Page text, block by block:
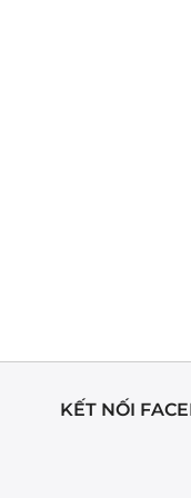
KẾT NỐI